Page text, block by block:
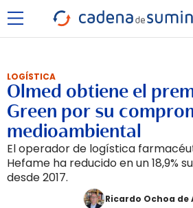
LOGÍSTICA
Olmed obtiene el
Green por su
medioambiental
El operador de logística
Hefame ha reducido en un 18,9%
desde 2017.
Ricardo Ochoa de